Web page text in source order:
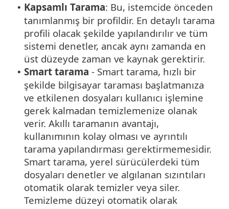
• Kapsamlı Tarama: Bu, istemcide önceden
tanımlanmış bir profildir. En detaylı tarama
profili olacak şekilde yapılandırılır ve tüm
sistemi denetler, ancak aynı zamanda en
üst düzeyde zaman ve kaynak gerektirir.
• Smart tarama - Smart tarama, hızlı bir
şekilde bilgisayar taraması başlatmanıza
ve etkilenen dosyaları kullanıcı işlemine
gerek kalmadan temizlemenize olanak
verir. Akıllı taramanın avantajı,
kullanımının kolay olması ve ayrıntılı
tarama yapılandırması gerektirmemesidir.
Smart tarama, yerel sürücülerdeki tüm
dosyaları denetler ve algılanan sızıntıları
otomatik olarak temizler veya siler.
Temizleme düzeyi otomatik olarak